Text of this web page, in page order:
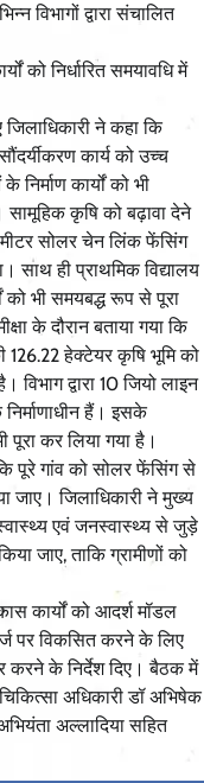
विभागों द्वारा संचालित
को निर्धारित समयावधि में
जिलाधिकारी ने कहा कि
कार्य को उच्च
कार्यों को भी
कृषि को बढ़ावा देने
मीटर सोलर चेन लिंक फेंसिंग
साथ ही प्राथमिक विद्यालय
को भी समयबद्ध रूप से पूरा
के दौरान बताया गया कि
हेक्टेयर कृषि भूमि को
द्वारा 10 जियो लाइन
हैं। इसके
कर लिया गया है।
पूरे गांव को सोलर फेंसिंग से
जाए। जिलाधिकारी ने मुख्य
स्वास्थ्य एवं जनस्वास्थ्य से जुड़े
जाए, ताकि ग्रामीणों को
कार्यों को आदर्श मॉडल
पर विकसित करने के लिए
करने के निर्देश दिए। बैठक में
अधिकारी डॉ अभिषेक
अल्लादिया सहित